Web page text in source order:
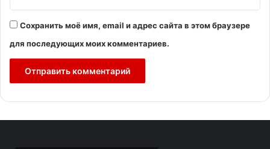
Сохранить моё имя, email и адрес сайта в этом браузере
для последующих моих комментариев.